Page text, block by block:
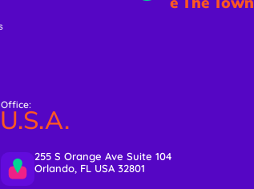
Office:
U.S.A.
255 S Orange Ave Suite 104
Orlando, FL USA 32801